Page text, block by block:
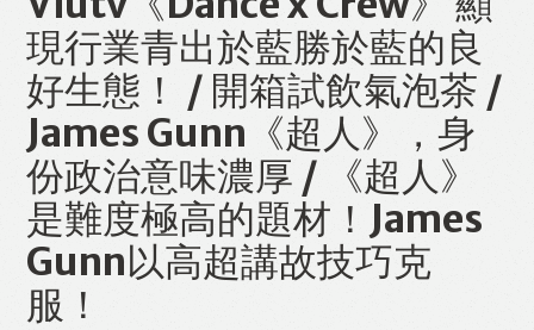
現行業青出於藍勝於藍的良
好生態！ / 開箱試飲氣泡茶 /
James Gunn《超人》，身
份政治意味濃厚 / 《超人》
是難度極高的題材！James
Gunn以高超講故技巧克
服！